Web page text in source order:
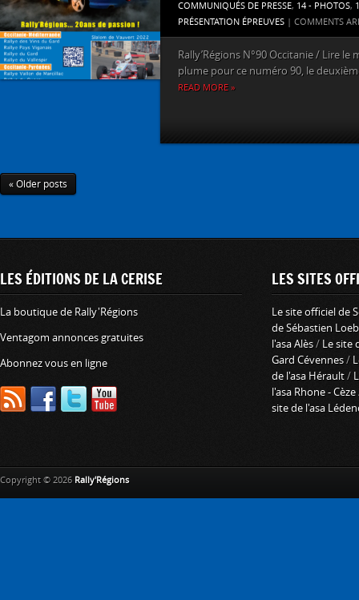
COMMUNIQUÉS DE PRESSE, 14 - PHOTOS,
PRÉSENTATION ÉPREUVES | COMMENTS
Rally’Régions N°90 Occitanie / Lire le
plume pour ce numéro 90, le
READ MORE »
« Older posts
LES ÉDITIONS DE LA CERISE
La boutique de Rally'Régions
Ventagom annonces gratuites
Abonnez vous en ligne
LES SITES
Le site officiel de
de Sébastien Loeb
l'asa Alès/ Le site
Gard Cévennes/
de l'asa Hérault/
l'asa Rhone - Cèze
site de l'asa
Copyright © 2026 Rally'Régions